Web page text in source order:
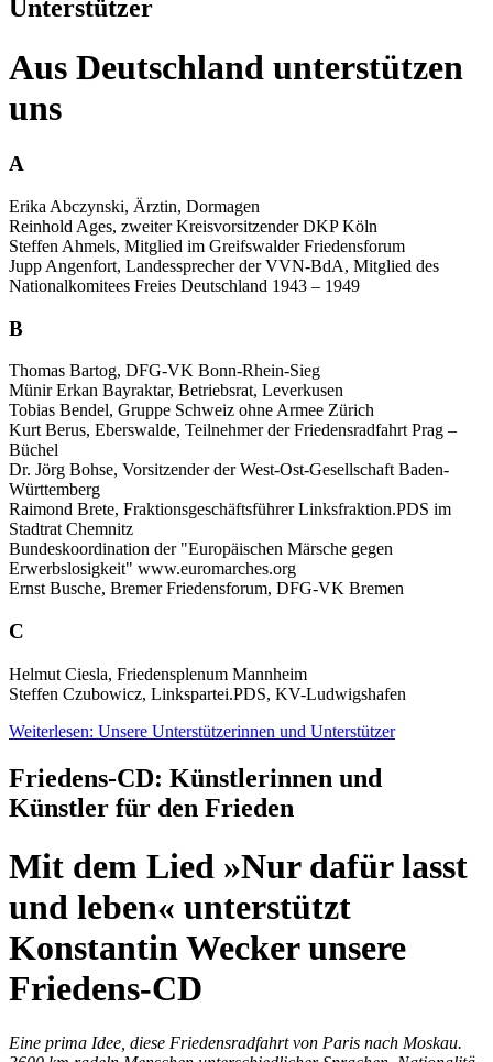
Unterstützer
Aus Deutschland unterstützen
uns
A
Erika Abczynski, Ärztin, Dormagen
Reinhold Ages, zweiter Kreisvorsitzender DKP Köln
Steffen Ahmels, Mitglied im Greifswalder Friedensforum
Jupp Angenfort, Landessprecher der VVN-BdA, Mitglied des
Nationalkomitees Freies Deutschland 1943 – 1949
B
Thomas Bartog, DFG-VK Bonn-Rhein-Sieg
Münir Erkan Bayraktar, Betriebsrat, Leverkusen
Tobias Bendel, Gruppe Schweiz ohne Armee Zürich
Kurt Berus, Eberswalde, Teilnehmer der Friedensradfahrt Prag –
Büchel
Dr. Jörg Bohse, Vorsitzender der West-Ost-Gesellschaft Baden-
Württemberg
Raimond Brete, Fraktionsgeschäftsführer Linksfraktion.PDS im
Stadtrat Chemnitz
Bundeskoordination der "Europäischen Märsche gegen
Erwerbslosigkeit" www.euromarches.org
Ernst Busche, Bremer Friedensforum, DFG-VK Bremen
C
Helmut Ciesla, Friedensplenum Mannheim
Steffen Czubowicz, Linkspartei.PDS, KV-Ludwigshafen
Weiterlesen: Unsere Unterstützerinnen und Unterstützer
Friedens-CD: Künstlerinnen und
Künstler für den Frieden
Mit dem Lied »Nur dafür lasst
und leben« unterstützt
Konstantin Wecker unsere
Friedens-CD
Ei­ne pri­ma Idee, die­se Frie­dens­rad­fahrt von Pa­ris nach Mos­kau.